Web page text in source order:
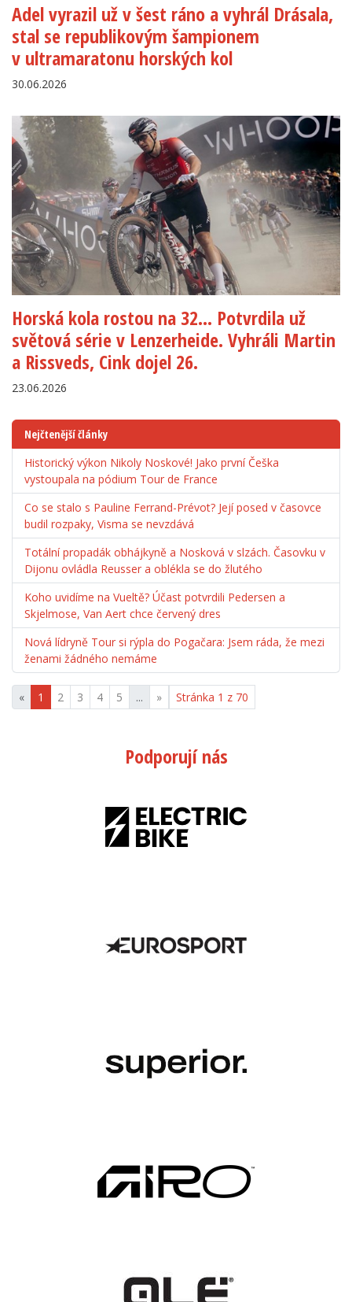
Adel vyrazil už v šest ráno a vyhrál Drásala,
stal se republikovým šampionem
v ultramaratonu horských kol
30.06.2026
Horská kola rostou na 32… Potvrdila už
světová série v Lenzerheide. Vyhráli Martin
a Rissveds, Cink dojel 26.
23.06.2026
Nejčtenější články
Historický výkon Nikoly Noskové! Jako první Češka
vystoupala na pódium Tour de France
Co se stalo s Pauline Ferrand-Prévot? Její posed v časovce
budil rozpaky, Visma se nevzdává
Totální propadák obhájkyně a Nosková v slzách. Časovku v
Dijonu ovládla Reusser a oblékla se do žlutého
Koho uvidíme na Vueltě? Účast potvrdili Pedersen a
Skjelmose, Van Aert chce červený dres
Nová lídryně Tour si rýpla do Pogačara: Jsem ráda, že mezi
ženami žádného nemáme
« 1 2 3 4 5 ... » Stránka 1 z 70
Podporují nás